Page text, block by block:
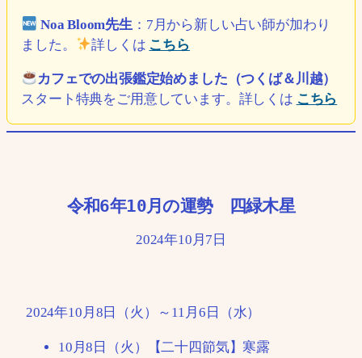
Noa Bloom先生：7月から新しい占い師が加わり
ました。
詳しくは こちら
カフェでの出張鑑定始めました（つくば＆川越）
スタート特典をご用意しています。詳しくは こちら
令和6年10月の運勢 四緑木星
2024年10月7日
2024年10月8日（火）～11月6日（水）
10月8日（火）【二十四節気】寒露